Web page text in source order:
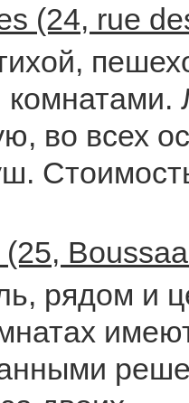
(24, rue
во всех
рядом и